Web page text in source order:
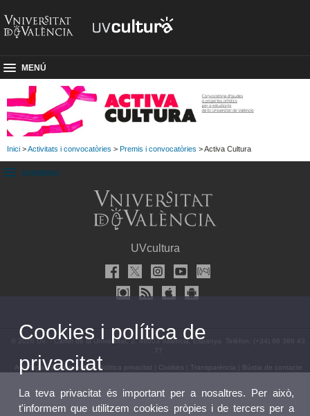
MENÚ
Inici >Activitats i convocatòries > Premis i convocatòries > Activa Cultura
SUBMENU
UVcultura
© 2026 UV. - Carrer de la Universitat, 2. 46003 València, Espanya. Telèfon: (+34) 96 386 43
77
Avís legal|Accessibilitat| Política privacitat Cookies Transparència Bústia de contacte
Cookies i política de
privacitat
La teva privacitat és important per a nosaltres. Per això,
t'informem que utilitzem cookies pròpies i de tercers per a